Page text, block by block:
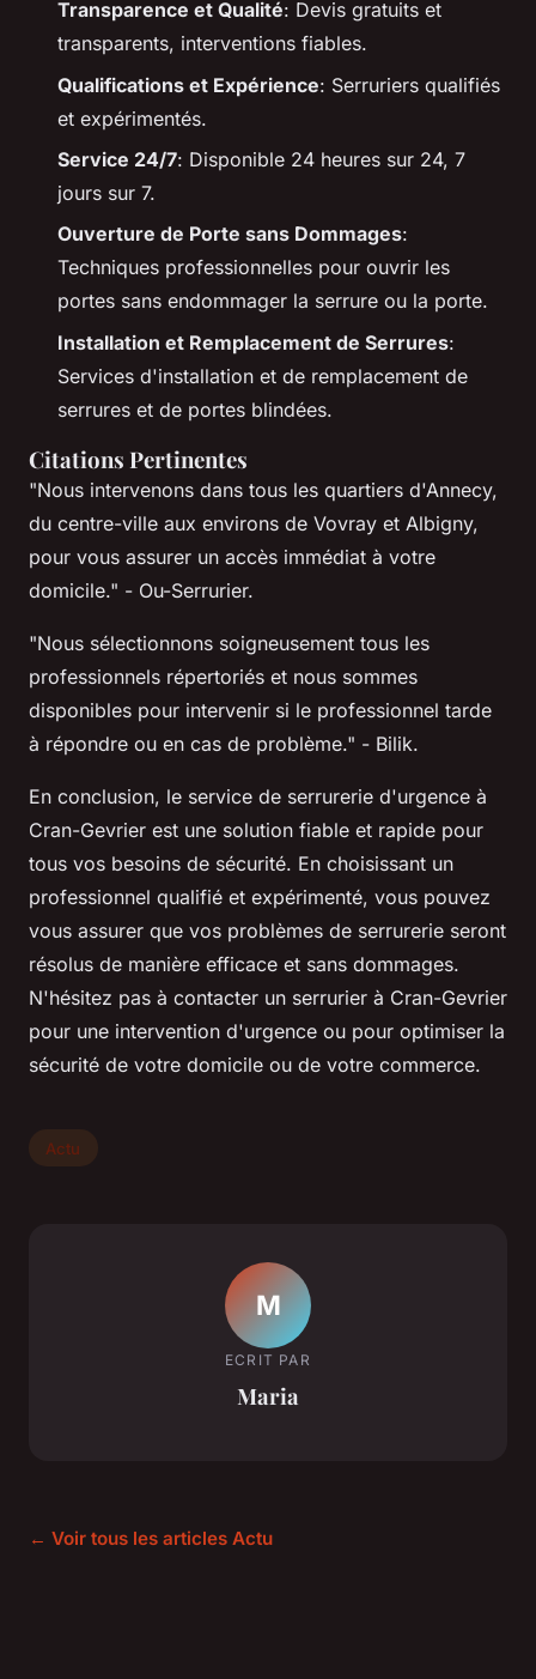
Transparence et Qualité: Devis gratuits et
transparents, interventions fiables.
Qualifications et Expérience: Serruriers qualifiés
et expérimentés.
Service 24/7: Disponible 24 heures sur 24, 7
jours sur 7.
Ouverture de Porte sans Dommages:
Techniques professionnelles pour ouvrir les
portes sans endommager la serrure ou la porte.
Installation et Remplacement de Serrures:
Services d'installation et de remplacement de
serrures et de portes blindées.
Citations Pertinentes
"Nous intervenons dans tous les quartiers d'Annecy,
du centre-ville aux environs de Vovray et Albigny,
pour vous assurer un accès immédiat à votre
domicile." - Ou-Serrurier.
"Nous sélectionnons soigneusement tous les
professionnels répertoriés et nous sommes
disponibles pour intervenir si le professionnel tarde
à répondre ou en cas de problème." - Bilik.
En conclusion, le service de serrurerie d'urgence à
Cran-Gevrier est une solution fiable et rapide pour
tous vos besoins de sécurité. En choisissant un
professionnel qualifié et expérimenté, vous pouvez
vous assurer que vos problèmes de serrurerie seront
résolus de manière efficace et sans dommages.
N'hésitez pas à contacter un serrurier à Cran-Gevrier
pour une intervention d'urgence ou pour optimiser la
sécurité de votre domicile ou de votre commerce.
Actu
M
ECRIT PAR
Maria
← Voir tous les articles Actu